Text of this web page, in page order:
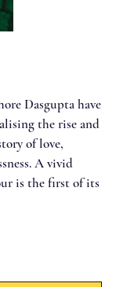
Dasgupta have
the rise and
of love,
A vivid
is the first of its